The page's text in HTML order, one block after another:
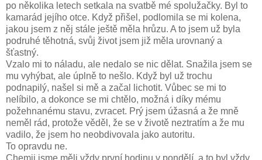
po několika letech setkala na svatbě mé spolužačky. Byl to
kamarád jejího otce. Když přišel, podlomila se mi kolena,
jakou jsem z něj stále ještě měla hrůzu. A to jsem už byla
podruhé těhotná, svůj život jsem již měla urovnaný a
šťastný.
Vzalo mi to náladu, ale nedalo se nic dělat. Snažila jsem se
mu vyhýbat, ale úplně to nešlo. Když byl už trochu
podnapilý, našel si mě a začal lichotit. Vůbec se mi to
nelíbilo, a dokonce se mi chtělo, možná i díky mému
požehnanému stavu, zvracet. Prý jsem úžasná a že mně
neměl rád, protože věděl, že se v životě neztratím a že mu
vadilo, že jsem ho neobdivovala jako autoritu.
To opravdu ne.